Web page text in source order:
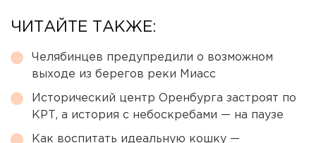
ЧИТАЙТЕ ТАКЖЕ:
Челябинцев предупредили о возможном
выходе из берегов реки Миасс
Исторический центр Оренбурга застроят по
КРТ, а история с небоскребами — на паузе
Как воспитать идеальную кошку —